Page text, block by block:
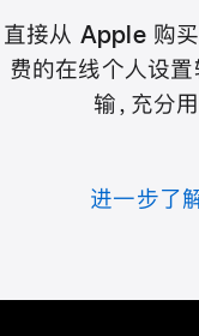
直接从 Apple 购买
费的在线个人设置
输，充分
进一步了